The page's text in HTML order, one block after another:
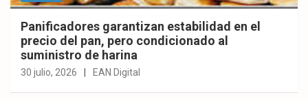
Panificadores garantizan estabilidad en el
precio del pan, pero condicionado al
suministro de harina
30 julio, 2026 EAN Digital